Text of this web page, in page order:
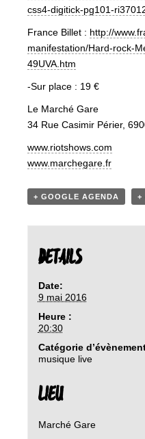
css4-digitick-pg101-
France Billet : http://
manifestation/Hard-rock-
49UVA.htm
-Sur place : 19 €
Le Marché Gare
34 Rue Casimir Périer,
www.riotshows.com
www.marchegare.fr
+ GOOGLE AGENDA +
DETAILS
Date:
9 mai 2016
Heure :
20:30
Catégorie
musique live
LIEU
Marché Gare